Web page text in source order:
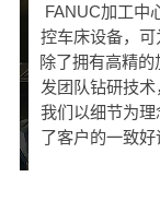
FANUC加工中
控车床设备，可
除了拥有高精
发团队钻研技术
我们以细节为
了客户的一致